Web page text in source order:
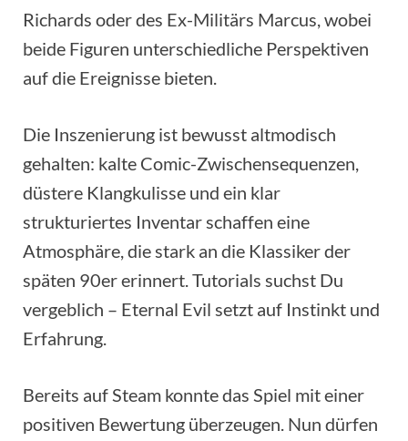
Richards oder des Ex-Militärs Marcus, wobei
beide Figuren unterschiedliche Perspektiven
auf die Ereignisse bieten.
Die Inszenierung ist bewusst altmodisch
gehalten: kalte Comic-Zwischensequenzen,
düstere Klangkulisse und ein klar
strukturiertes Inventar schaffen eine
Atmosphäre, die stark an die Klassiker der
späten 90er erinnert. Tutorials suchst Du
vergeblich – Eternal Evil setzt auf Instinkt und
Erfahrung.
Bereits auf Steam konnte das Spiel mit einer
positiven Bewertung überzeugen. Nun dürfen